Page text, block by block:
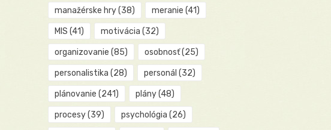
manažérske hry(38) meranie (41)
MIS (41) motivácia (32)
organizovanie (85) osobnosť(25)
personalistika (28) personál (32)
plánovanie (241) plány(48)
procesy(39) psychológia (26)